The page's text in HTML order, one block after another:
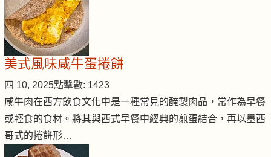
美式風味咸牛蛋捲餅
四 10, 2025點擊數: 1423
咸牛肉在西方飲食文化中是一種常見的醃製肉品，常作為早餐
或輕食的食材。將其與西式早餐中經典的煎蛋結合，再以墨西
哥式的捲餅形…